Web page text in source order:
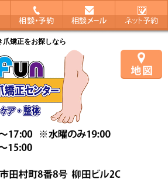
矯正をお探しなら